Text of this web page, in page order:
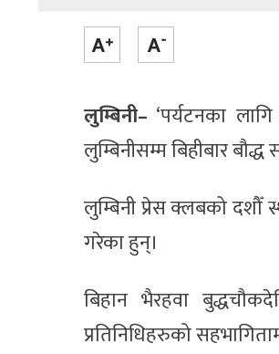
लुम्बिनी– ‘पर्यटनका
लुम्बिनीसम्म बिहीबार बौद्ध
लुम्बिनी प्रेस क्लबको दशौँ
गरेका हुन्।
बिहान भैरहवा
प्रतिनिधिहरुको